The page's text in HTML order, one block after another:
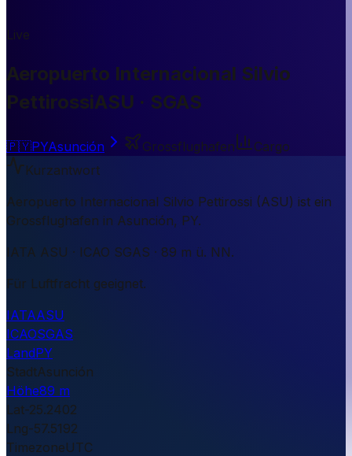
Live
Aeropuerto Internacional Silvio
PettirossiASU · SGAS
🇵🇾PYAsunción Grossflughafen
Cargo
Kurzantwort
Aeropuerto Internacional Silvio Pettirossi (ASU) ist ein
Grossflughafen in Asunción, PY.
IATA ASU · ICAO SGAS · 89 m ü. NN.
Für Luftfracht geeignet.
IATAASU
ICAOSGAS
LandPY
StadtAsunción
Höhe89 m
Lat-25.2402
Lng-57.5192
TimezoneUTC